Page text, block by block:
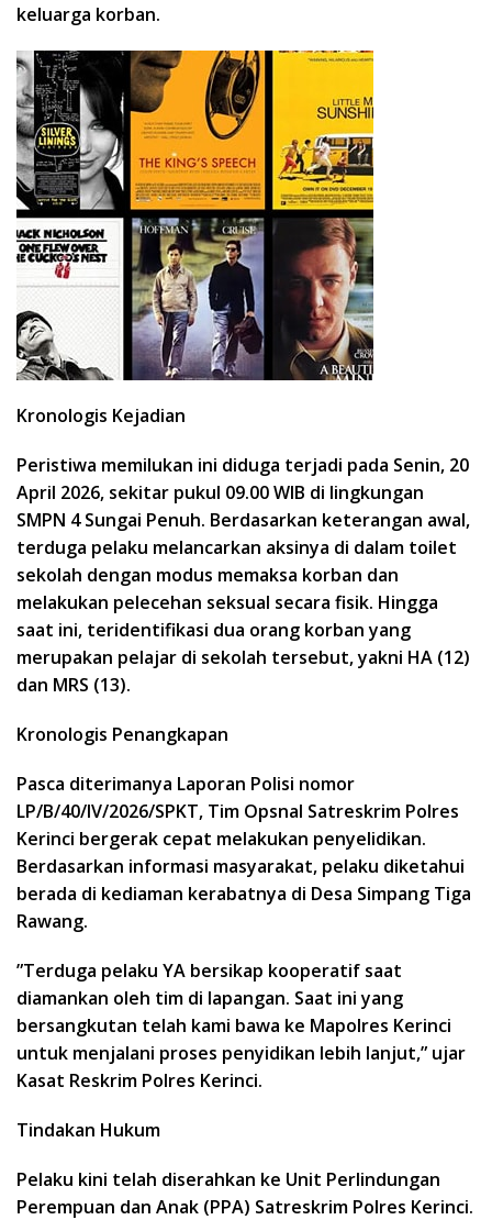
keluarga korban.
​Kronologis Kejadian
Peristiwa memilukan ini diduga terjadi pada Senin, 20
April 2026, sekitar pukul 09.00 WIB di lingkungan
SMPN 4 Sungai Penuh. Berdasarkan keterangan awal,
terduga pelaku melancarkan aksinya di dalam toilet
sekolah dengan modus memaksa korban dan
melakukan pelecehan seksual secara fisik. Hingga
saat ini, teridentifikasi dua orang korban yang
merupakan pelajar di sekolah tersebut, yakni HA (12)
dan MRS (13).
​Kronologis Penangkapan
Pasca diterimanya Laporan Polisi nomor
LP/B/40/IV/2026/SPKT, Tim Opsnal Satreskrim Polres
Kerinci bergerak cepat melakukan penyelidikan.
Berdasarkan informasi masyarakat, pelaku diketahui
berada di kediaman kerabatnya di Desa Simpang Tiga
Rawang.
​”Terduga pelaku YA bersikap kooperatif saat
diamankan oleh tim di lapangan. Saat ini yang
bersangkutan telah kami bawa ke Mapolres Kerinci
untuk menjalani proses penyidikan lebih lanjut,” ujar
Kasat Reskrim Polres Kerinci.
​Tindakan Hukum
Pelaku kini telah diserahkan ke Unit Perlindungan
Perempuan dan Anak (PPA) Satreskrim Polres Kerinci.